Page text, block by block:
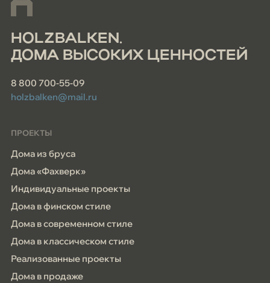
HOLZBALKEN.
ДОМА ВЫСОКИХ ЦЕННОСТЕЙ
8 800 700-55-09
holzbalken@mail.ru
ПРОЕКТЫ
Дома из бруса
Дома «Фахверк»
Индивидуальные проекты
Дома в финском стиле
Дома в современном стиле
Дома в классическом стиле
Реализованные проекты
Дома в продаже